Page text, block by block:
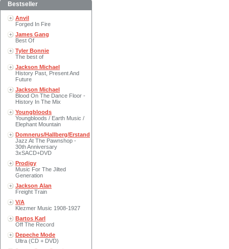
Bestseller
Anvil
Forged In Fire
James Gang
Best Of
Tyler Bonnie
The best of
Jackson Michael
History Past, Present And
Future
Jackson Michael
Blood On The Dance Floor -
History In The Mix
Youngbloods
Youngbloods / Earth Music /
Elephant Mountain
Domnerus/Hallberg/Erstand
Jazz At The Pawnshop -
30th Anniversary
3xSACD+DVD
Prodigy
Music For The Jilted
Generation
Jackson Alan
Freight Train
V/A
Klezmer Music 1908-1927
Bartos Karl
Off The Record
Depeche Mode
Ultra (CD + DVD)